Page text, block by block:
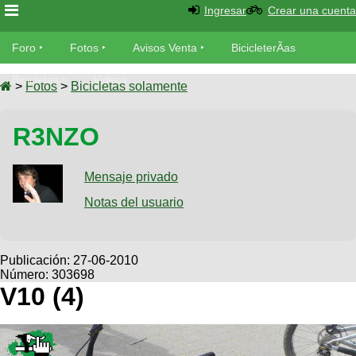
Foro
Foro
MecÃ¡nica
Fotos
SUBÃ
Galeria
Bicicletas
Viajes
Descenso
Dirt
Avisos
Ventas
SUBÃ
Buscar
Ultimos
Fotos
BicicleterÃ­
Bicicletas
Tandem
Videos
Cicloturismo
Ingresar Crear una cuenta
Foro Fotos Avisos Venta BicicleterÃ­as
Bicicletas Videos
> Fotos > Bicicletas solamente
R3NZO
Mensaje privado
Notas del usuario
Publicación: 27-06-2010
Número: 303698
V10 (4)